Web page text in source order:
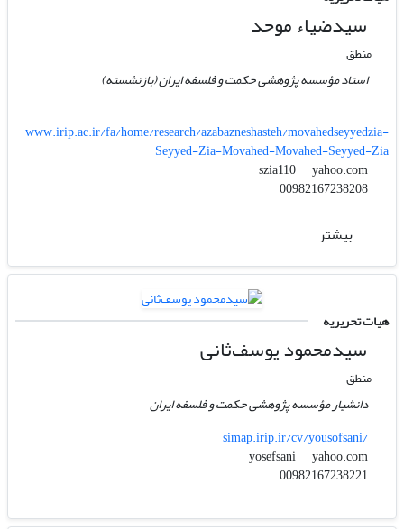
سیدضیاء‌ موحد
منطق
استاد مؤسسه پژوهشی حکمت و فلسفه ایران (بازنشسته)
www.irip.ac.ir/fa/home/research/azabazneshasteh/movahedseyyedzia-
Seyyed-Zia-Movahed-Movahed-Seyyed-Zia
szia110
yahoo.com
00982167238208
بیشتر
هیات تحریریه
سیدمحمود یوسف‌ثانی
منطق
دانشیار مؤسسه پژوهشی حکمت و فلسفه ایران
simap.irip.ir/cv/yousofsani/
yosefsani
yahoo.com